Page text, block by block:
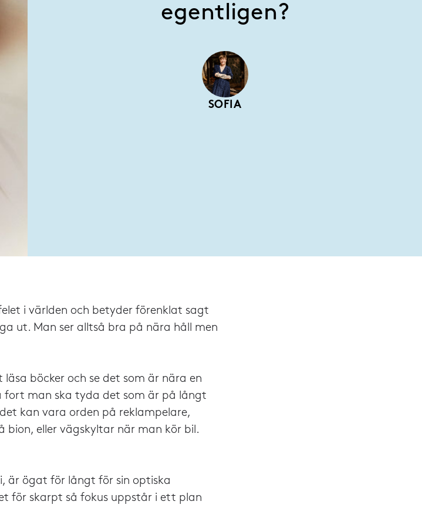
egentligen?
SOFIA
i världen och betyder förenklat sagt
ut. Man ser alltså bra på nära håll men
böcker och se det som är nära en
fort man ska tyda det som är på långt
kan vara orden på reklampelare,
bion, eller vägskyltar när man kör bil.
är ögat för långt för sin optiska
för skarpt så fokus uppstår i ett plan